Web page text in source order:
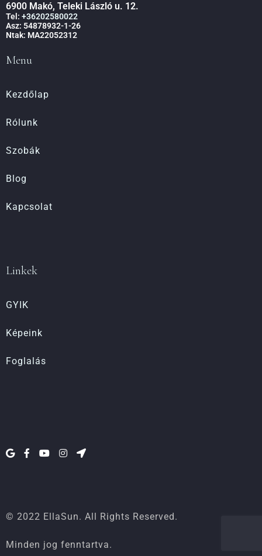
6900 Makó, Teleki László u. 12.
Tel: +36202580022
Asz: 54878932-1-26
Ntak: MA22052312
Menu
Kezdőlap
Rólunk
Szobák
Blog
Kapcsolat
Linkek
GYIK
Képeink
Foglalás
© 2022 EllaSun. All Rights Reserved.
Minden jog fenntartva.